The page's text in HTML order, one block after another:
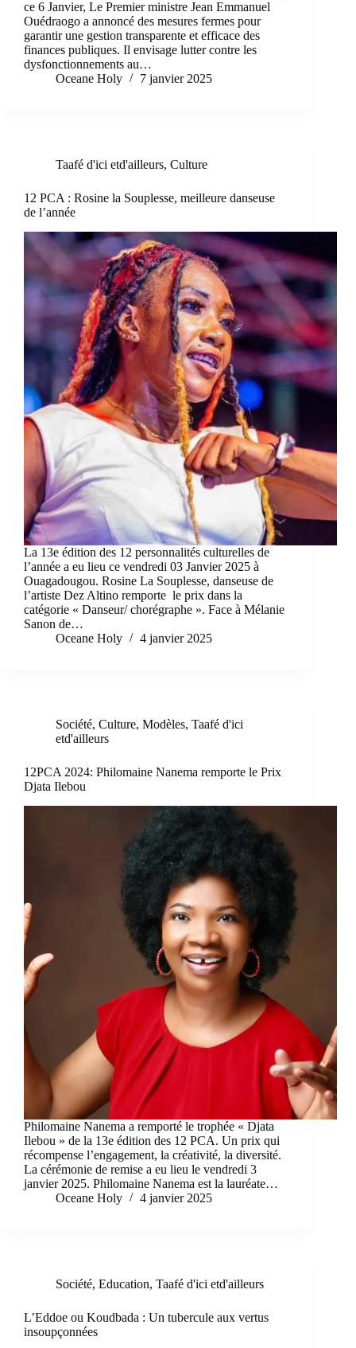
ce 6 Janvier, Le Premier ministre Jean Emmanuel
Ouédraogo a annoncé des mesures fermes pour
garantir une gestion transparente et efficace des
finances publiques. Il envisage lutter contre les
dysfonctionnements au…
Oceane Holy
7 janvier 2025
Taafé d'ici etd'ailleurs, Culture
12 PCA : Rosine la Souplesse, meilleure danseuse
de l’année
La 13e édition des 12 personnalités culturelles de
l’année a eu lieu ce vendredi 03 Janvier 2025 à
Ouagadougou. Rosine La Souplesse, danseuse de
l’artiste Dez Altino remporte le prix dans la
catégorie « Danseur/ chorégraphe ». Face à Mélanie
Sanon de…
Oceane Holy
4 janvier 2025
Société, Culture, Modèles, Taafé d'ici
etd'ailleurs
12PCA 2024: Philomaine Nanema remporte le Prix
Djata Ilebou
Philomaine Nanema a remporté le trophée « Djata
Ilebou » de la 13e édition des 12 PCA. Un prix qui
récompense l’engagement, la créativité, la diversité.
La cérémonie de remise a eu lieu le vendredi 3
janvier 2025. Philomaine Nanema est la lauréate…
Oceane Holy
4 janvier 2025
Société, Education, Taafé d'ici etd'ailleurs
L’Eddoe ou Koudbada : Un tubercule aux vertus
insoupçonnées